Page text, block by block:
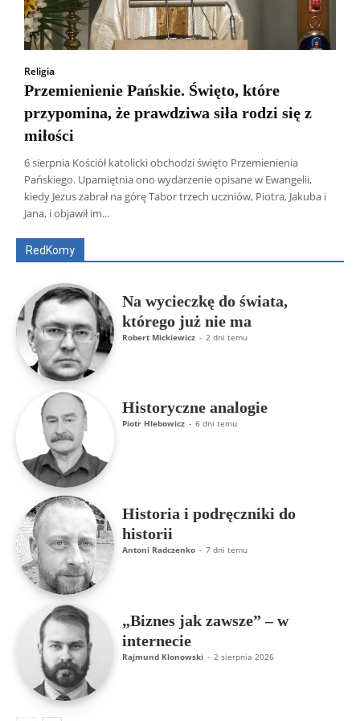
Religia
Przemienienie Pańskie. Święto, które
przypomina, że prawdziwa siła rodzi się z
miłości
6 sierpnia Kościół katolicki obchodzi święto Przemienienia
Pańskiego. Upamiętnia ono wydarzenie opisane w Ewangelii,
kiedy Jezus zabrał na górę Tabor trzech uczniów, Piotra, Jakuba i
Jana, i objawił im...
RedKomy
Wszyscy Aleksander Borowik
Antoni Radczenko
Artur Płokszto
Grzegorz Górny
Na wycieczkę do świata,
którego już nie ma
Robert Mickiewicz - 2 dni temu
Historyczne analogie
Piotr Hlebowicz - 6 dni temu
Historia i podręczniki do
historii
Antoni Radczenko - 7 dni temu
„Biznes jak zawsze” – w
internecie
Rajmund Klonowski - 2 sierpnia 2026